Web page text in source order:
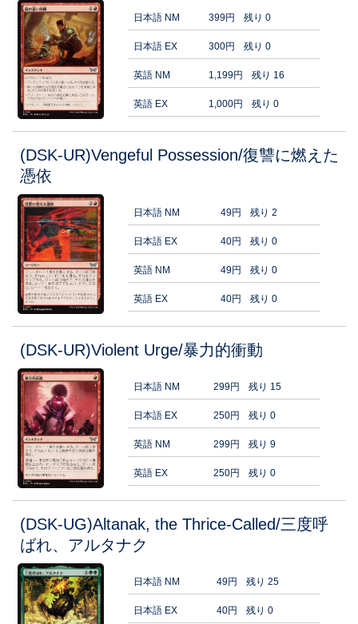
日本語 NM 399円 残り 0
日本語 EX 300円 残り 0
英語 NM 1,199円 残り 16
英語 EX 1,000円 残り 0
(DSK-UR)Vengeful Possession/復讐に燃えた
憑依
日本語 NM 49円 残り 2
日本語 EX 40円 残り 0
英語 NM 49円 残り 0
英語 EX 40円 残り 0
(DSK-UR)Violent Urge/暴力的衝動
日本語 NM 299円 残り 15
日本語 EX 250円 残り 0
英語 NM 299円 残り 9
英語 EX 250円 残り 0
(DSK-UG)Altanak, the Thrice-Called/三度呼
ばれ、アルタナク
日本語 NM 49円 残り 25
日本語 EX 40円 残り 0